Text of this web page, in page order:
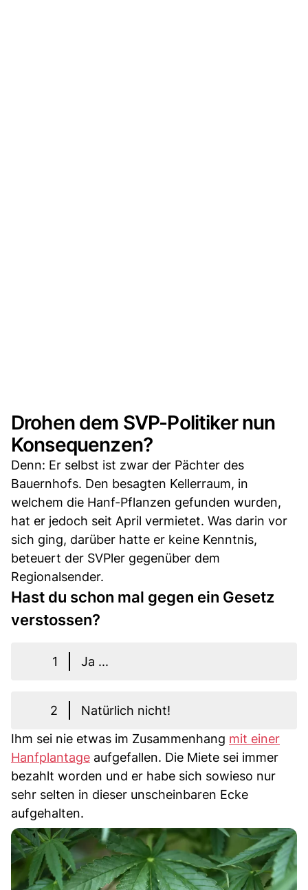
Drohen dem SVP-Politiker nun
Konsequenzen?
Denn: Er selbst ist zwar der Pächter des
Bauernhofs. Den besagten Kellerraum, in
welchem die Hanf-Pflanzen gefunden wurden,
hat er jedoch seit April vermietet. Was darin vor
sich ging, darüber hatte er keine Kenntnis,
beteuert der SVPler gegenüber dem
Regionalsender.
Hast du schon mal gegen ein Gesetz
verstossen?
1 Ja ...
2
Natürlich nicht!
Ihm sei nie etwas im Zusammenhang mit einer
Hanfplantage aufgefallen. Die Miete sei immer
bezahlt worden und er habe sich sowieso nur
sehr selten in dieser unscheinbaren Ecke
aufgehalten.